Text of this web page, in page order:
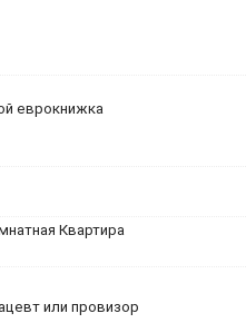
еврокнижка
Квартира
или провизор